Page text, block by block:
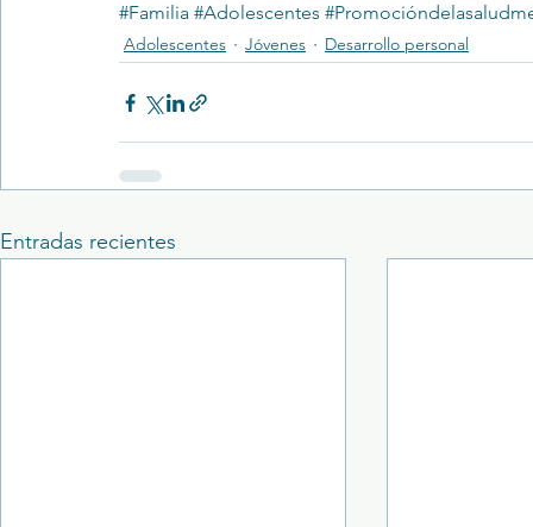
#Familia #Adolescentes
Adolescentes Jóvenes Desarrollo personal
Entradas recientes